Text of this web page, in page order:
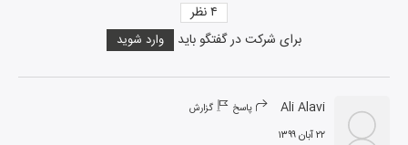
برای شرکت در گفتگو باید وارد شوید
۴نظر
Ali Alavi پاسخ گزارش
۲۲ آبان ۱۳۹۹